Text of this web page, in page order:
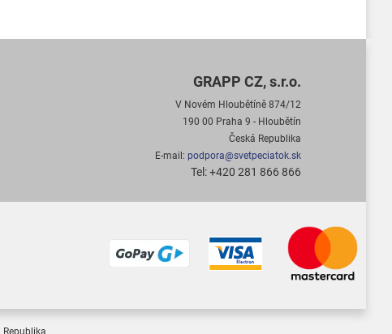
GRAPP CZ, s.r.o.
V Novém Hloubětíně 874/12
190 00 Praha 9 - Hloubětín
Česká Republika
E-mail: podpora@svetpeciatok.sk
Tel: +420 281 866 866